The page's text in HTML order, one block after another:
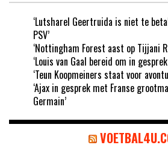
‘Lutsharel Geertruida is niet te
PSV’
‘Nottingham Forest aast op Tijjani
‘Louis van Gaal bereid om in
‘Teun Koopmeiners staat voor
‘Ajax in gesprek met Franse
Germain’